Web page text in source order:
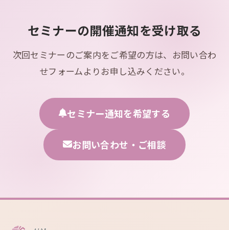
セミナーの開催通知を受け取る
次回セミナーのご案内をご希望の方は、お問い合わ
せフォームよりお申し込みください。
セミナー通知を希望する
お問い合わせ・ご相談